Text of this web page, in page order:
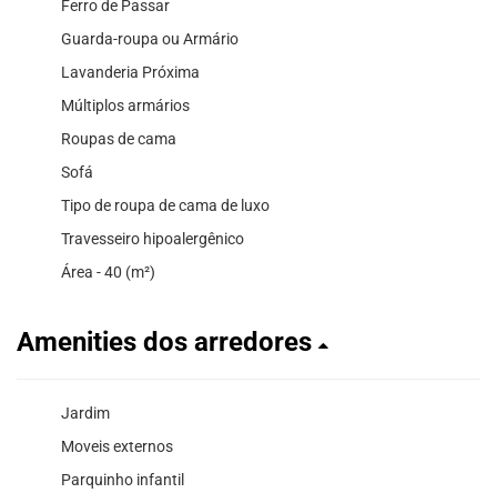
Ferro de Passar
Guarda-roupa ou Armário
Lavanderia Próxima
Múltiplos armários
Roupas de cama
Sofá
Tipo de roupa de cama de luxo
Travesseiro hipoalergênico
Área - 40 (m²)
Amenities dos arredores
Jardim
Moveis externos
Parquinho infantil